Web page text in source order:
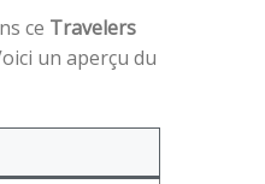
ce Travelers
un aperçu du